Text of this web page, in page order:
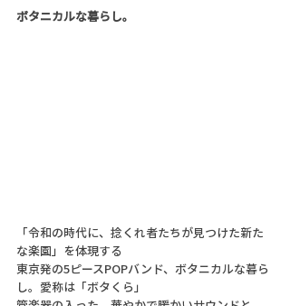
ボタニカルな暮らし。
「令和の時代に、捻くれ者たちが見つけた新た
な楽園」を体現する
東京発の5ピースPOPバンド、ボタニカルな暮ら
し。愛称は「ボタくら」